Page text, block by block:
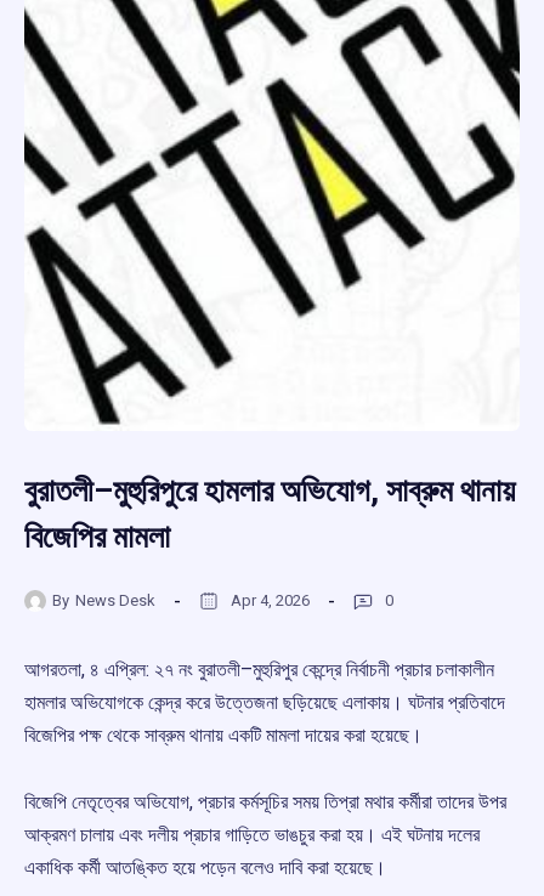
বুরাতলী–মুহুরিপুরে হামলার অভিযোগ, সাব্রুম থানায়
বিজেপির মামলা
By News Desk Apr 4, 2026 0
আগরতলা, ৪ এপ্রিল: ২৭ নং বুরাতলী–মুহুরিপুর কেন্দ্রে নির্বাচনী প্রচার চলাকালীন
হামলার অভিযোগকে কেন্দ্র করে উত্তেজনা ছড়িয়েছে এলাকায়। ঘটনার প্রতিবাদে
বিজেপির পক্ষ থেকে সাব্রুম থানায় একটি মামলা দায়ের করা হয়েছে।
বিজেপি নেতৃত্বের অভিযোগ, প্রচার কর্মসূচির সময় তিপ্রা মথার কর্মীরা তাদের উপর
আক্রমণ চালায় এবং দলীয় প্রচার গাড়িতে ভাঙচুর করা হয়। এই ঘটনায় দলের
একাধিক কর্মী আতঙ্কিত হয়ে পড়েন বলেও দাবি করা হয়েছে।